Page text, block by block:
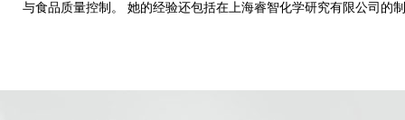
与食品质量控制。 她的经验还包括在上海睿智化学研究有限公司的